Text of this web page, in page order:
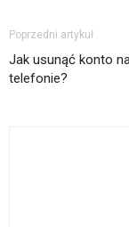
Poprzedni artykuł
Jak usunąć konto
telefonie?